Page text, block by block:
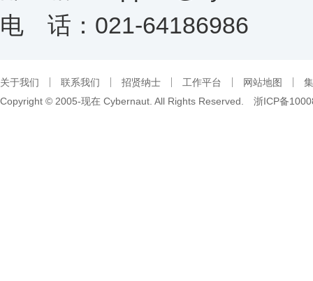
电 话：021-64186986
关于我们 联系我们 招贤纳士 工作平台 网站地图
Copyright © 2005-现在 Cybernaut. All Rights Reserved. 浙ICP备